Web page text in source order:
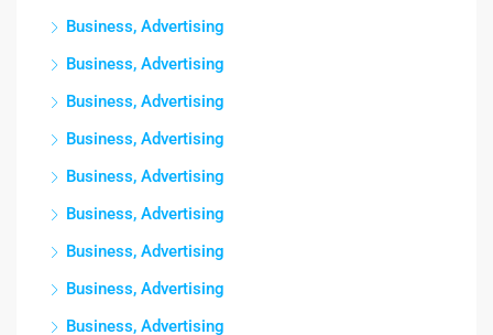
Business, Advertising
Business, Advertising
Business, Advertising
Business, Advertising
Business, Advertising
Business, Advertising
Business, Advertising
Business, Advertising
Business, Advertising